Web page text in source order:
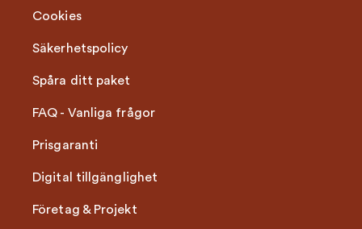
Cookies
Säkerhetspolicy
Spåra ditt paket
FAQ - Vanliga frågor
Prisgaranti
Digital tillgänglighet
Företag & Projekt